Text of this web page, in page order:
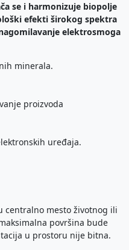
se i harmonizuje biopolje
efekti širokog spektra
elektrosmoga
minerala.
proizvoda
uređaja.
centralno mesto životnog ili
površina bude
u prostoru nije bitna.